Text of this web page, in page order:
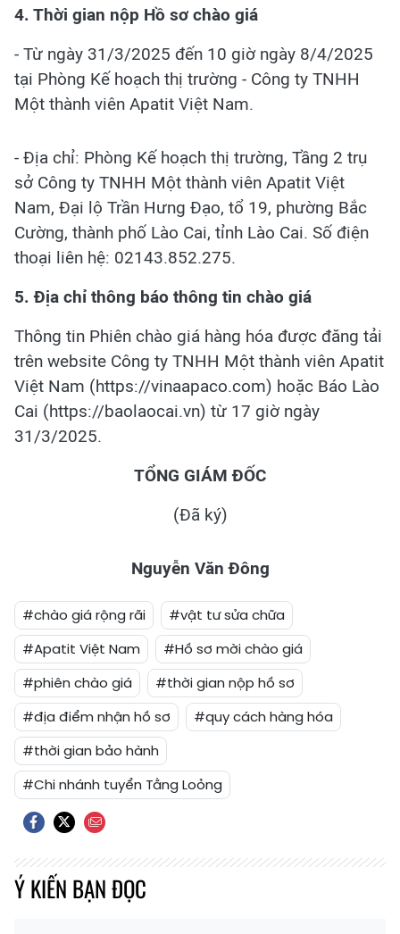
4. Thời gian nộp Hồ sơ chào giá
- Từ ngày 31/3/2025 đến 10 giờ ngày 8/4/2025
tại Phòng Kế hoạch thị trường - Công ty TNHH
Một thành viên Apatit Việt Nam.
- Địa chỉ: Phòng Kế hoạch thị trường, Tầng 2 trụ
sở Công ty TNHH Một thành viên Apatit Việt
Nam, Đại lộ Trần Hưng Đạo, tổ 19, phường Bắc
Cường, thành phố Lào Cai, tỉnh Lào Cai. Số điện
thoại liên hệ: 02143.852.275.
5. Địa chỉ thông báo thông tin chào giá
Thông tin Phiên chào giá hàng hóa được đăng tải
trên website Công ty TNHH Một thành viên Apatit
Việt Nam (https://vinaapaco.com) hoặc Báo Lào
Cai (https://baolaocai.vn) từ 17 giờ ngày
31/3/2025.
TỔNG GIÁM ĐỐC
(Đã ký)
Nguyễn Văn Đông
#chào giá rộng rãi
#vật tư sửa chữa
#Apatit Việt Nam
#Hồ sơ mời chào giá
#phiên chào giá
#thời gian nộp hồ sơ
#địa điểm nhận hồ sơ
#quy cách hàng hóa
#thời gian bảo hành
#Chi nhánh tuyển Tằng Loỏng
Ý KIẾN BẠN ĐỌC